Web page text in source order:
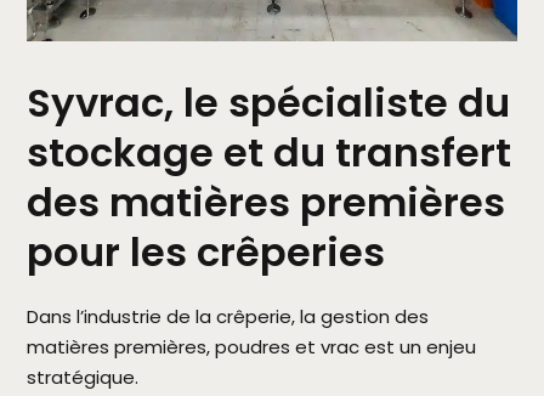
Syvrac, le spécialiste du
stockage et du transfert
des matières premières
pour les crêperies
Dans l’industrie de la crêperie, la gestion des
matières premières, poudres et vrac est un enjeu
stratégique.